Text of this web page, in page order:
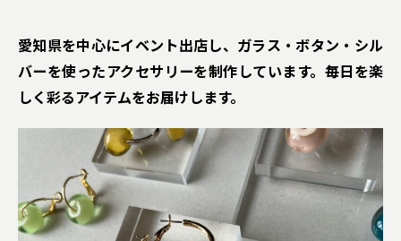
愛知県を中心にイベント出店し、ガラス・ボタン・シル
バーを使ったアクセサリーを制作しています。毎日を楽
しく彩るアイテムをお届けします。